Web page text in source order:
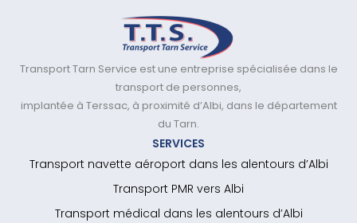
Transport Tarn Service est une entreprise spécialisée dans le
transport de personnes,
implantée à Terssac, à proximité d’Albi, dans le département
du Tarn.
SERVICES
Transport navette aéroport dans les alentours d’Albi
Transport PMR vers Albi
Transport médical dans les alentours d’Albi